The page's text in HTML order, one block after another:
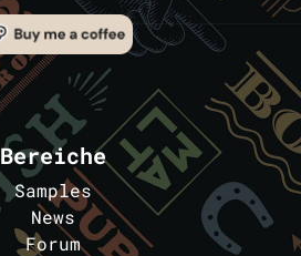
Bereiche
Samples
News
Forum